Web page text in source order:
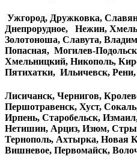
Ужгород, Дружковка,
Днепрорудное, Нежин,
Золотоноша, Славута,
Попасная, Могилев-
Хмельницкий, Никополь,
Пятихатки, Ильичевск, Рени,
Лисичанск, Чернигов,
Першотравенск, Хуст,
Ирпень, Старобельск,
Нетишин, Арциз, Изюм,
Тернополь, Ахтырка, Новая
Вишневое, Первомайск,